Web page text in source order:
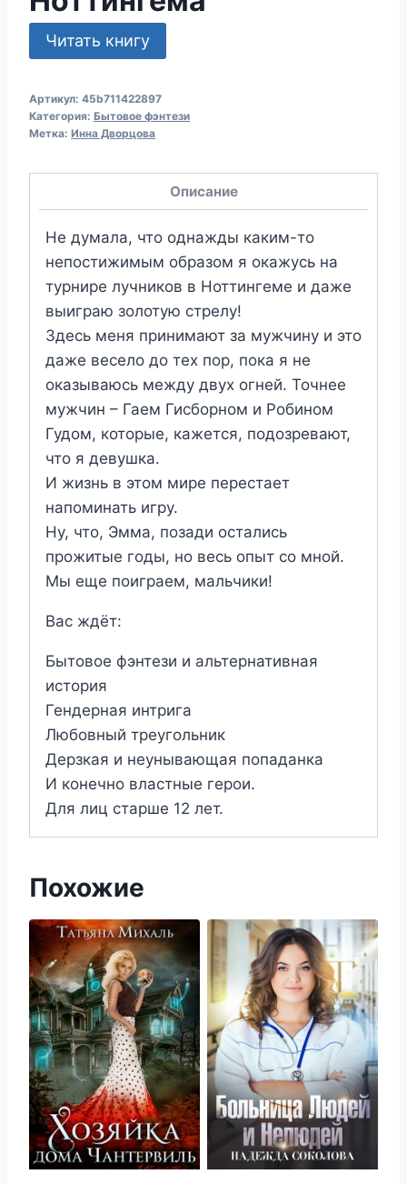
Читать книгу
Артикул: 45b711422897
Категория: Бытовое фэнтези
Метка: Инна Дворцова
Описание
Не думала, что однажды каким-то
непостижимым образом я окажусь на
турнире лучников в Ноттингеме и даже
выиграю золотую стрелу!
Здесь меня принимают за мужчину и это
даже весело до тех пор, пока я не
оказываюсь между двух огней. Точнее
мужчин – Гаем Гисборном и Робином
Гудом, которые, кажется, подозревают,
что я девушка.
И жизнь в этом мире перестает
напоминать игру.
Ну, что, Эмма, позади остались
прожитые годы, но весь опыт со мной.
Мы еще поиграем, мальчики!
Вас ждёт:
Бытовое фэнтези и альтернативная
история
Гендерная интрига
Любовный треугольник
Дерзкая и неунывающая попаданка
И конечно властные герои.
Для лиц старше 12 лет.
Похожие